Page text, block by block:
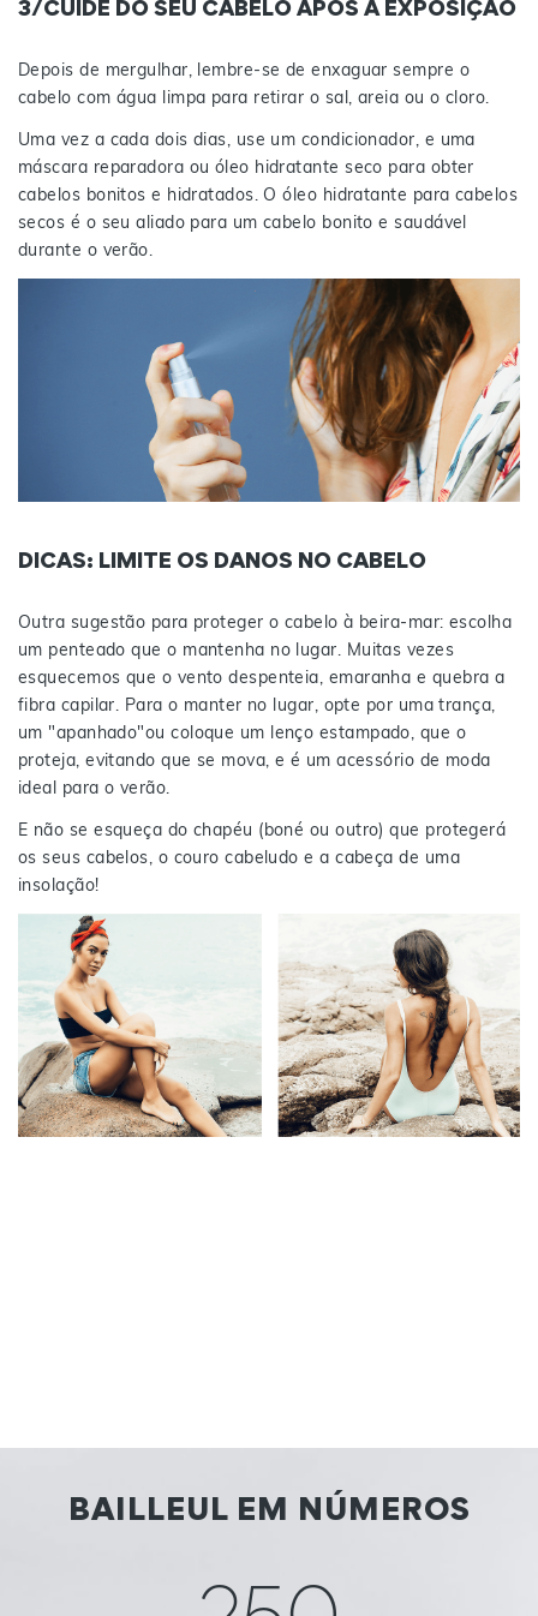
3/CUIDE DO SEU CABELO APÓS A EXPOSIÇÃO
Depois de mergulhar, lembre-se de enxaguar sempre o
cabelo com água limpa para retirar o sal, areia ou o cloro.
Uma vez a cada dois dias, use um condicionador, e uma
máscara reparadora ou óleo hidratante seco para obter
cabelos bonitos e hidratados. O óleo hidratante para cabelos
secos é o seu aliado para um cabelo bonito e saudável
durante o verão.
DICAS: LIMITE OS DANOS NO CABELO
Outra sugestão para proteger o cabelo à beira-mar: escolha
um penteado que o mantenha no lugar. Muitas vezes
esquecemos que o vento despenteia, emaranha e quebra a
fibra capilar. Para o manter no lugar, opte por uma trança,
um "apanhado"ou coloque um lenço estampado, que o
proteja, evitando que se mova, e é um acessório de moda
ideal para o verão.
E não se esqueça do chapéu (boné ou outro) que protegerá
os seus cabelos, o couro cabeludo e a cabeça de uma
insolação!
BAILLEUL EM NÚMEROS